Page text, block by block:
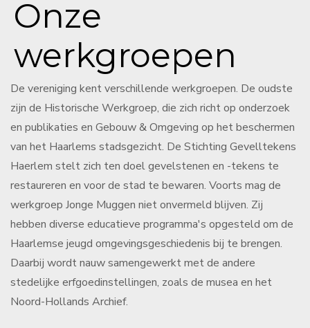
Onze
werkgroepen
De vereniging kent verschillende werkgroepen. De oudste
zijn de Historische Werkgroep, die zich richt op onderzoek
en publikaties en Gebouw & Omgeving op het beschermen
van het Haarlems stadsgezicht. De Stichting Gevelltekens
Haerlem stelt zich ten doel gevelstenen en -tekens te
restaureren en voor de stad te bewaren. Voorts mag de
werkgroep Jonge Muggen niet onvermeld blijven. Zij
hebben diverse educatieve programma's opgesteld om de
Haarlemse jeugd omgevingsgeschiedenis bij te brengen.
Daarbij wordt nauw samengewerkt met de andere
stedelijke erfgoedinstellingen, zoals de musea en het
Noord-Hollands Archief.